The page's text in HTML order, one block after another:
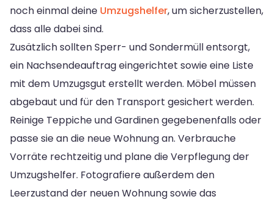
noch einmal deine Umzugshelfer, um sicherzustellen,
dass alle dabei sind.
Zusätzlich sollten Sperr- und Sondermüll entsorgt,
ein Nachsendeauftrag eingerichtet sowie eine Liste
mit dem Umzugsgut erstellt werden. Möbel müssen
abgebaut und für den Transport gesichert werden.
Reinige Teppiche und Gardinen gegebenenfalls oder
passe sie an die neue Wohnung an. Verbrauche
Vorräte rechtzeitig und plane die Verpflegung der
Umzugshelfer. Fotografiere außerdem den
Leerzustand der neuen Wohnung sowie das